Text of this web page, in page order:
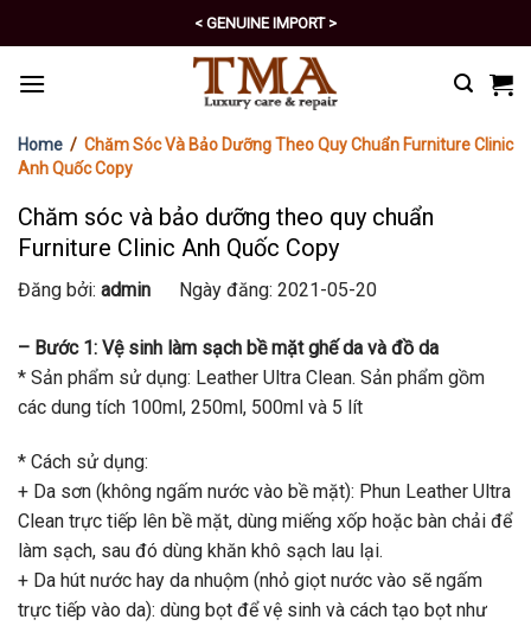
to
content
< GENUINE IMPORT >
< EXCELLENT POLICY >
Home / Chăm Sóc Và Bảo Dưỡng Theo Quy Chuẩn Furniture Clinic
Anh Quốc Copy
Chăm sóc và bảo dưỡng theo quy chuẩn
Furniture Clinic Anh Quốc Copy
Đăng bởi: admin Ngày đăng: 2021-05-20
– Bước 1: Vệ sinh làm sạch bề mặt ghế da và đồ da
* Sản phẩm sử dụng: Leather Ultra Clean. Sản phẩm gồm
các dung tích 100ml, 250ml, 500ml và 5 lít
* Cách sử dụng:
+ Da sơn (không ngấm nước vào bề mặt): Phun Leather Ultra
Clean trực tiếp lên bề mặt, dùng miếng xốp hoặc bàn chải để
làm sạch, sau đó dùng khăn khô sạch lau lại.
+ Da hút nước hay da nhuộm (nhỏ giọt nước vào sẽ ngấm
trực tiếp vào da): dùng bọt để vệ sinh và cách tạo bọt như